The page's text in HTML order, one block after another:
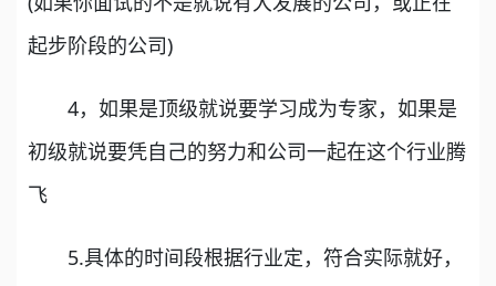
起步阶段的公司)
4，如果是顶级就说要学习成为专家，如果是
初级就说要凭自己的努力和公司一起在这个行业腾
飞
5.具体的时间段根据行业定，符合实际就好，